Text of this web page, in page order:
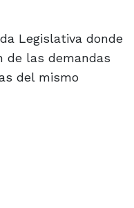
Legislativa donde
de las demandas
del mismo